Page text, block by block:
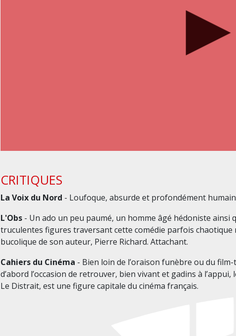
CRITIQUES
La Voix du Nord - Loufoque, absurde et profondément
L'Obs- Un ado un peu paumé, un homme âgé hédoniste ainsi
truculentes figures traversant cette comédie parfois chaotique
bucolique de son auteur, Pierre Richard. Attachant.
Cahiers du Cinéma - Bien loin de l’oraison funèbre ou du
d’abord l’occasion de retrouver, bien vivant et gadins à
Le Distrait, est une figure capitale du cinéma français.